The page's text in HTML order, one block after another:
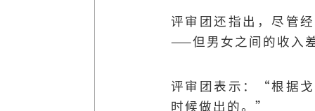
评审团还指出，尽管
——但男女之间的收入
评审团表示：“根据
时候做出的。”